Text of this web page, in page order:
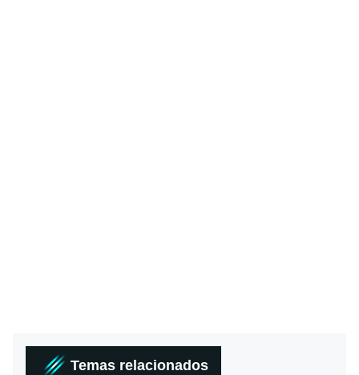
Temas relacionados